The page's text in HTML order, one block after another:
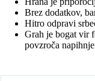
Brez dodatkov,
Hitro odpravi
Grah je bogat vir
povzroča